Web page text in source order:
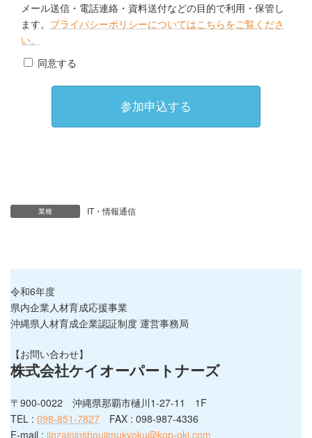
メール送信・電話連絡・資料送付などの目的で利用・保管し
ます。 プライバシーポリシーについてはこちらをご覧くださ
い。
同意する
業種 IT・情報通信
令和6年度
県内企業人材育成応援事業
沖縄県人材育成企業認証制度 運営事務局
【お問い合わせ】
株式会社ケイオーパートナーズ
〒900-0022 沖縄県那覇市樋川1-27-11 1F
TEL : 098-851-7827 FAX : 098-987-4336
E-mail : jinzaininshoujimukyoku@kop-oki.com